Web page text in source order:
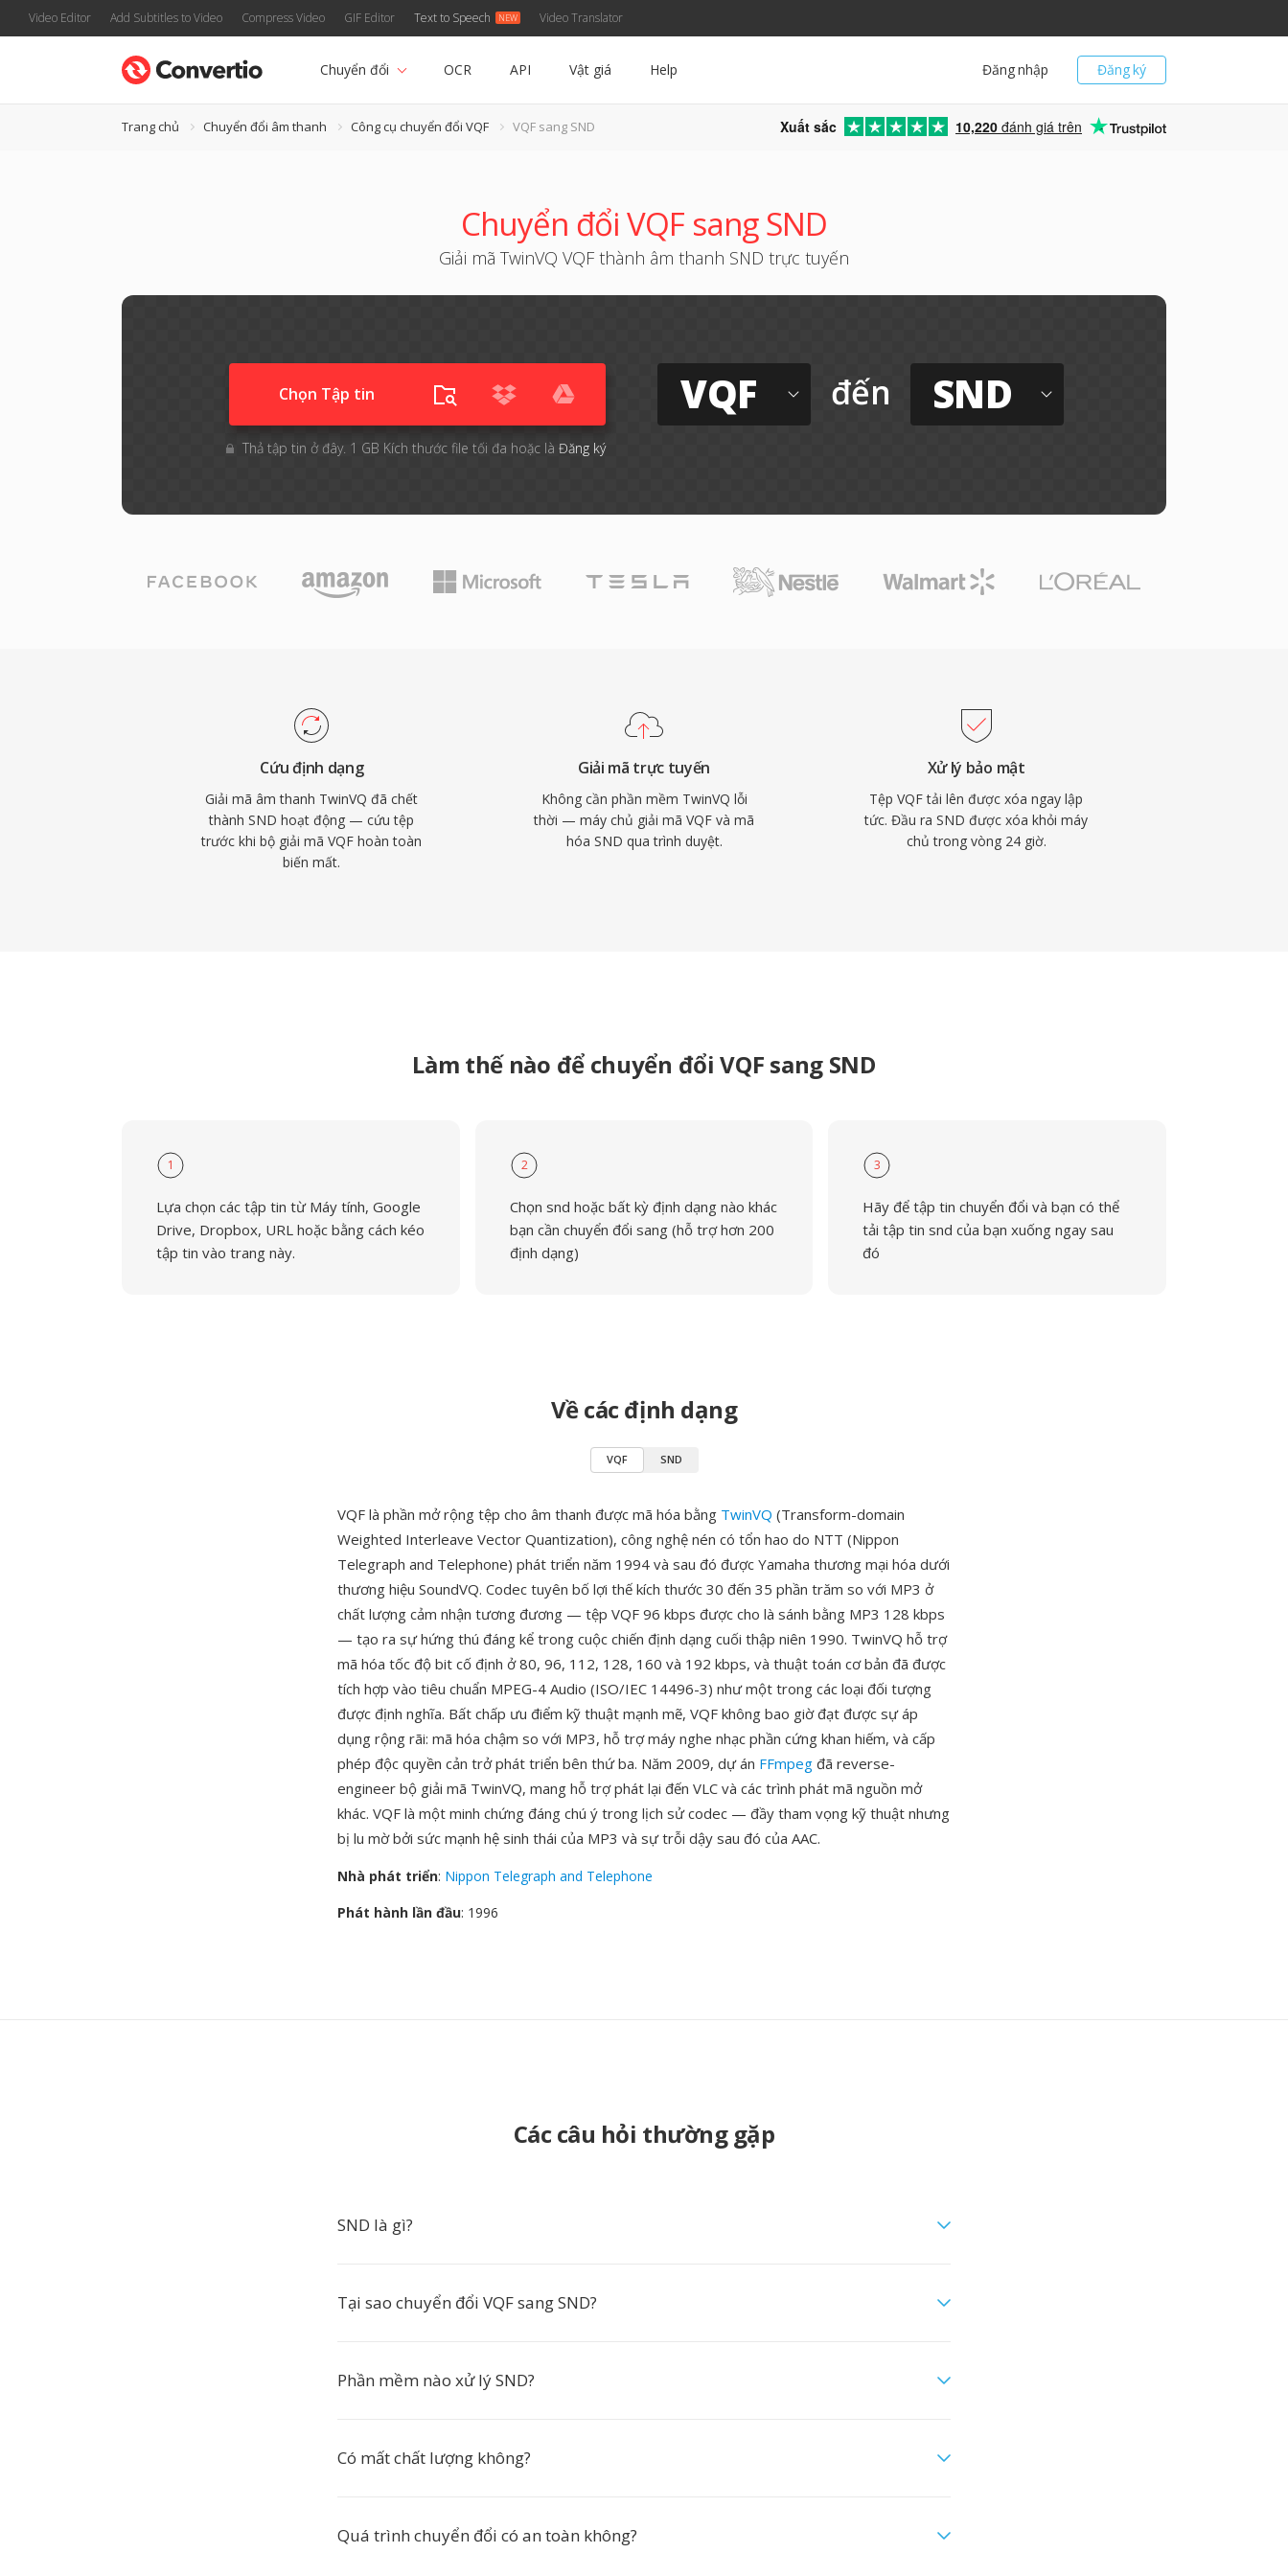
Video Editor Add Subtitles to Video Compress Video GIF Editor Text to Speech Video Translator
Đăng ký
Đăng nhập
Chuyển đổi OCR API Vật giá Help
Trang chủ Chuyển đổi âm thanh Công cụ chuyển đổi VQF VQF sang SND Xuất sắc 10,220 đánh giá trên
Chuyển đổi VQF sang SND
Giải mã TwinVQ VQF thành âm thanh SND trực tuyến
Chọn Tập tin
Thả tập tin ở đây. 1 GB Kích thước file tối đa hoặc là Đăng ký
VQF đến SND
Cứu định dạng
Giải mã âm thanh TwinVQ đã chết
thành SND hoạt động — cứu tệp
trước khi bộ giải mã VQF hoàn toàn
biến mất.
Giải mã trực tuyến
Không cần phần mềm TwinVQ lỗi
thời — máy chủ giải mã VQF và mã
hóa SND qua trình duyệt.
Xử lý bảo mật
Tệp VQF tải lên được xóa ngay lập
tức. Đầu ra SND được xóa khỏi máy
chủ trong vòng 24 giờ.
Làm thế nào để chuyển đổi VQF sang SND
1
Lựa chọn các tập tin từ Máy tính, Google
Drive, Dropbox, URL hoặc bằng cách kéo
tập tin vào trang này.
2
Chọn snd hoặc bất kỳ định dạng nào khác
bạn cần chuyển đổi sang (hỗ trợ hơn 200
định dạng)
3
Hãy để tập tin chuyển đổi và bạn có thể
tải tập tin snd của bạn xuống ngay sau
đó
Về các định dạng
VQF SND
VQF là phần mở rộng tệp cho âm thanh được mã hóa bằng TwinVQ (Transform-domain
Weighted Interleave Vector Quantization), công nghệ nén có tổn hao do NTT (Nippon
Telegraph and Telephone) phát triển năm 1994 và sau đó được Yamaha thương mại hóa dưới
thương hiệu SoundVQ. Codec tuyên bố lợi thế kích thước 30 đến 35 phần trăm so với MP3 ở
chất lượng cảm nhận tương đương — tệp VQF 96 kbps được cho là sánh bằng MP3 128 kbps
— tạo ra sự hứng thú đáng kể trong cuộc chiến định dạng cuối thập niên 1990. TwinVQ hỗ trợ
mã hóa tốc độ bit cố định ở 80, 96, 112, 128, 160 và 192 kbps, và thuật toán cơ bản đã được
tích hợp vào tiêu chuẩn MPEG-4 Audio (ISO/IEC 14496-3) như một trong các loại đối tượng
được định nghĩa. Bất chấp ưu điểm kỹ thuật mạnh mẽ, VQF không bao giờ đạt được sự áp
dụng rộng rãi: mã hóa chậm so với MP3, hỗ trợ máy nghe nhạc phần cứng khan hiếm, và cấp
phép độc quyền cản trở phát triển bên thứ ba. Năm 2009, dự án FFmpeg đã reverse-
engineer bộ giải mã TwinVQ, mang hỗ trợ phát lại đến VLC và các trình phát mã nguồn mở
khác. VQF là một minh chứng đáng chú ý trong lịch sử codec — đầy tham vọng kỹ thuật nhưng
bị lu mờ bởi sức mạnh hệ sinh thái của MP3 và sự trỗi dậy sau đó của AAC.
Nhà phát triển: Nippon Telegraph and Telephone
Phát hành lần đầu: 1996
Các câu hỏi thường gặp
SND là gì?
Tại sao chuyển đổi VQF sang SND?
Phần mềm nào xử lý SND?
Có mất chất lượng không?
Quá trình chuyển đổi có an toàn không?